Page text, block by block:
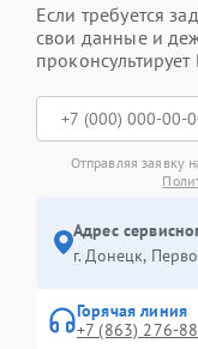
Если требуется
свои данные и
проконсультирует
Отправляя заявку
Адрес
г. Донецк,
Горячая линия
+7 (863) 276-